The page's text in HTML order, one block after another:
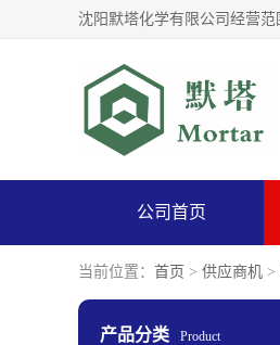
公司首页
当前位置： 首页 > 供应商机 >
产品分类 Product